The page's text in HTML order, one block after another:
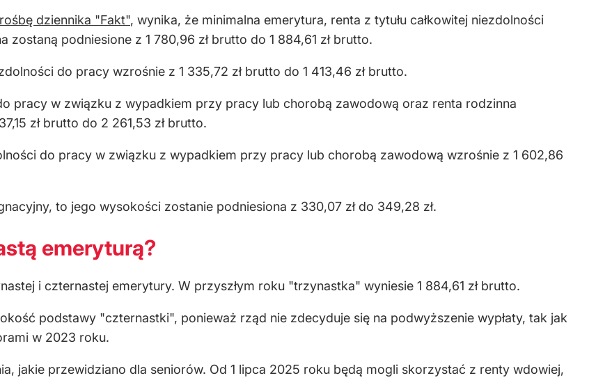
dziennika "Fakt", wynika, że minimalna emerytura, renta z tytułu całkowitej niezdolności
podniesione z 1 780,96 zł brutto do 1 884,61 zł brutto.
do pracy wzrośnie z 1 335,72 zł brutto do 1 413,46 zł brutto.
pracy w związku z wypadkiem przy pracy lub chorobą zawodową oraz renta rodzinna
zł brutto do 2 261,53 zł brutto.
do pracy w związku z wypadkiem przy pracy lub chorobą zawodową wzrośnie z 1 602,86
to jego wysokości zostanie podniesiona z 330,07 zł do 349,28 zł.
emeryturą?
i czternastej emerytury. W przyszłym roku "trzynastka" wyniesie 1 884,61 zł brutto.
podstawy "czternastki", ponieważ rząd nie zdecyduje się na podwyższenie wypłaty, tak jak
w 2023 roku.
jakie przewidziano dla seniorów. Od 1 lipca 2025 roku będą mogli skorzystać z renty wdowiej,